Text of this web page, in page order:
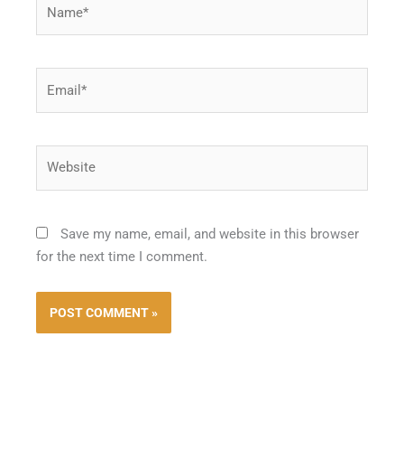
Save my name, email, and website in this browser
for the next time I comment.